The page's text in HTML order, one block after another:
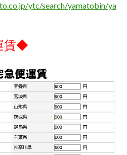
ytc/search/yamatobin/ya
賃◆